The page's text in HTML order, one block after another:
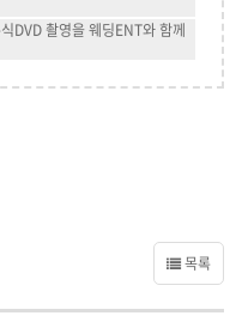
DVD 촬영을 웨딩ENT와 함께
목록